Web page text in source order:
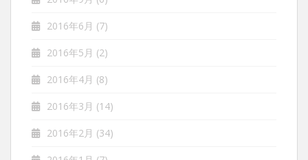
2016年6月 (7)
2016年5月 (2)
2016年4月 (8)
2016年3月 (14)
2016年2月 (34)